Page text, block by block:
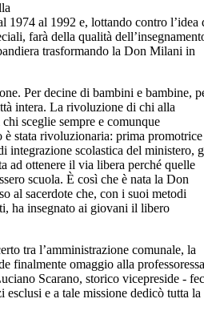
1974 al 1992 e, lottando contro l’idea
farà della qualità
trasformando la Don Milani in
Per decine di bambini e bambine,
intera. La rivoluzione di chi alla
sceglie sempre e comunque
stata rivoluzionaria: prima promotrice
integrazione scolastica del ministero,
ad ottenere il via libera perché quelle
scuola. È così che è nata la Don
al sacerdote che, con i suoi metodi
ha insegnato ai giovani il libero
tra l’amministrazione comunale, la
finalmente omaggio alla professoressa
Scarano, storico vicepreside -
esclusi e a tale missione dedicò tutta la